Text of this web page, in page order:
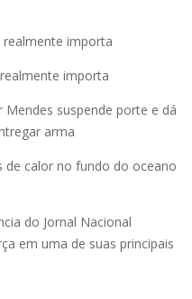
realmente importa
importa
Mendes suspende porte e dá
arma
de calor no fundo do oceano
do Jornal Nacional
em uma de suas principais